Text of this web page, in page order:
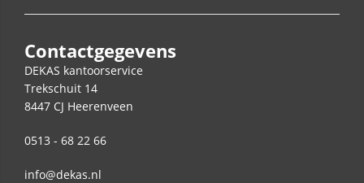
Contactgegevens
DEKAS kantoorservice
Trekschuit 14
8447 CJ Heerenveen
0513 - 68 22 66
info@dekas.nl